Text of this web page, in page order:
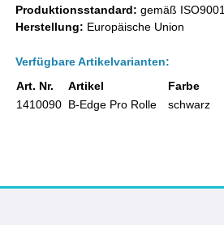
Produktionsstandard: gemäß ISO9001
Herstellung: Europäische Union
Verfügbare Artikelvarianten:
Art. Nr.
Artikel Farbe
1410090 B-Edge Pro Rolle schwarz